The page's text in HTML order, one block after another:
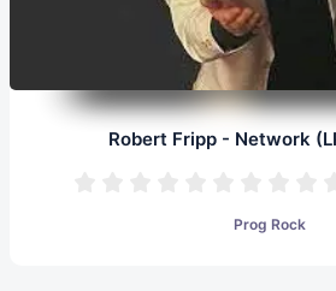
Robert Fripp - Network
Prog Rock